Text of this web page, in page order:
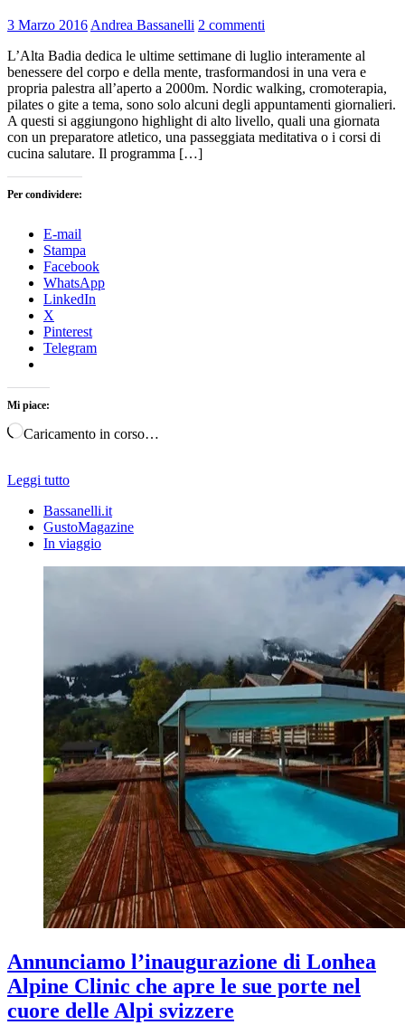
3 Marzo 2016 Andrea Bassanelli 2 commenti
L’Alta Badia dedica le ultime settimane di luglio interamente al
benessere del corpo e della mente, trasformandosi in una vera e
propria palestra all’aperto a 2000m. Nordic walking, cromoterapia,
pilates o gite a tema, sono solo alcuni degli appuntamenti giornalieri.
A questi si aggiungono highlight di alto livello, quali una giornata
con un preparatore atletico, una passeggiata meditativa o i corsi di
cucina salutare. Il programma […]
Per condividere:
E-mail
Stampa
Facebook
WhatsApp
LinkedIn
X
Pinterest
Telegram
Mi piace:
Caricamento in corso…
Leggi tutto
Bassanelli.it
GustoMagazine
In viaggio
Annunciamo l’inaugurazione di Lonhea
Alpine Clinic che apre le sue porte nel
cuore delle Alpi svizzere